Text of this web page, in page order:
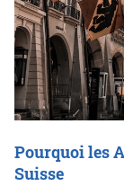
Pourquoi les
Suisse